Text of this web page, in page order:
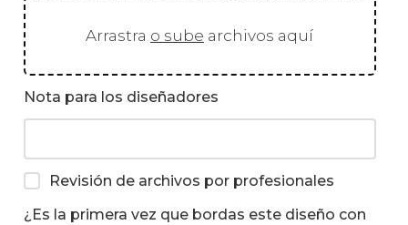
Arrastra o sube archivos aquí
Nota para los diseñadores
Revisión de archivos por profesionales
¿Es la primera vez que bordas este diseño con